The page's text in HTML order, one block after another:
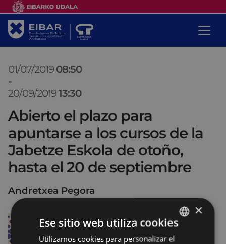
01/07/2019 08:50
-
20/09/201913:30
Abierto el plazo para
apuntarse a los cursos de la
Jabetze Eskola de otoño,
hasta el 20 de septiembre
Andretxea Pegora
BASQUE
×
Ese sitio web utiliza cookies
Utilizamos cookies para personalizar el